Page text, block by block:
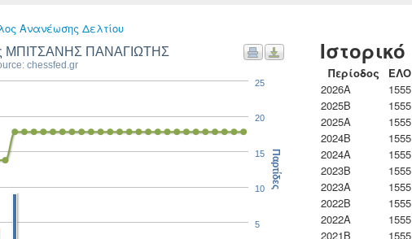
Ανανέωσης Δελτίου
ΜΠΙΤΣΑΝΗΣ ΠΑΝΑΓΙΩΤΗΣ
chessfed.gr
5
10
15
20
25
Παρτίδες
Ιστορικό
Περίοδος ΕΛΟ
2026A
1555
2025B
1555
2025A
1555
2024B
1555
2024A
1555
2023B
1555
2023Α
1555
2022B
1555
2022A
1555
2021B
1555